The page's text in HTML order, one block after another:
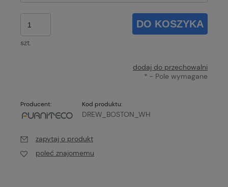
szt.
DO KOSZYKA
dodaj do przechowalni
* - Pole wymagane
Producent: Kod produktu:
DREW_BOSTON_WH
zapytaj o produkt
poleć znajomemu